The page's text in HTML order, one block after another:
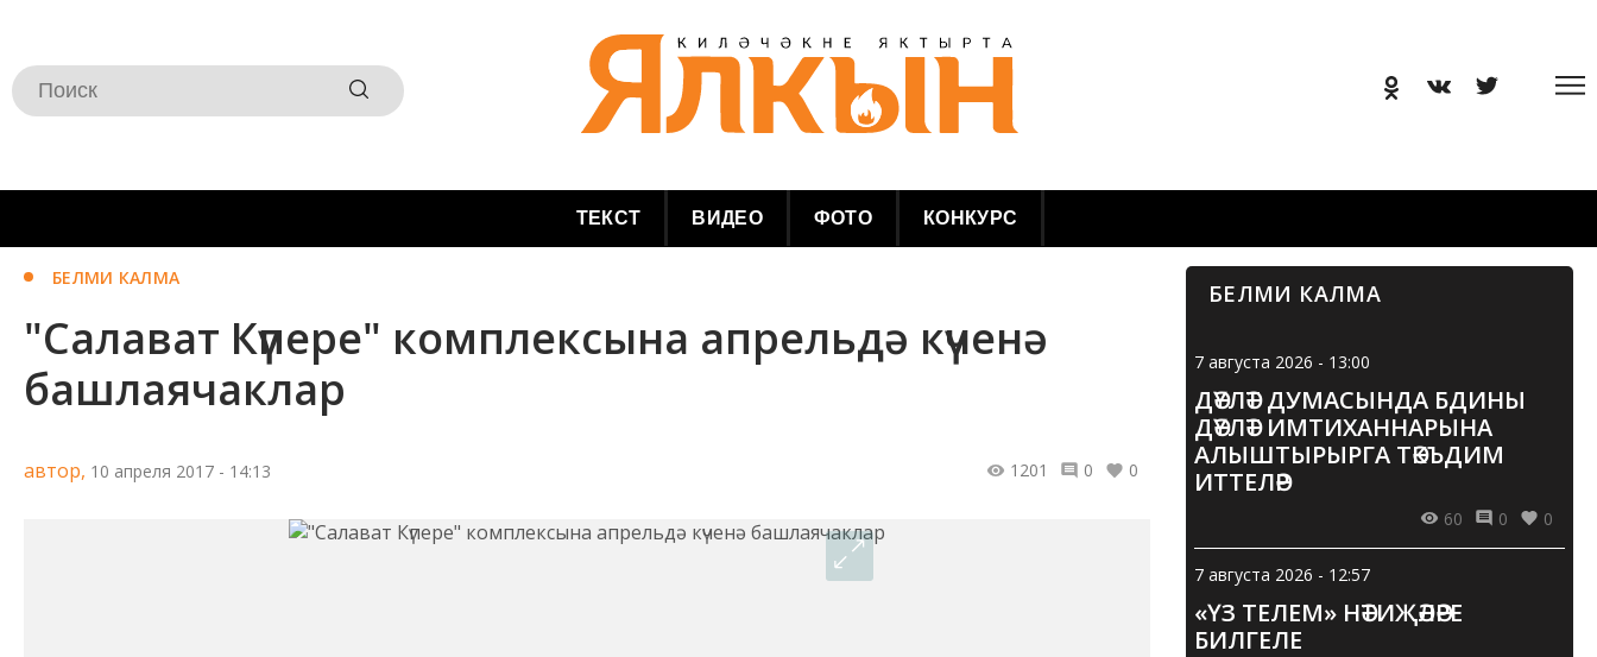
ТЕКСТ ВИДЕО ФОТО КОНКУРС
БЕЛМИ КАЛМА
"Салават Күпере" комплексына апрельдә күченә
башлаячаклар
автор, 10 апреля 2017 - 14:13 1201 0 0
БЕЛМИ КАЛМА
7 августа 2026 - 13:00
ДӘҮЛӘТ ДУМАСЫНДА БДИНЫ
ДӘҮЛӘТ ИМТИХАННАРЫНА
АЛЫШТЫРЫРГА ТӘКЪДИМ
ИТТЕЛӘР
60 0 0
7 августа 2026 - 12:57
«ҮЗ ТЕЛЕМ» НӘТИҖӘЛӘРЕ
БИЛГЕЛЕ